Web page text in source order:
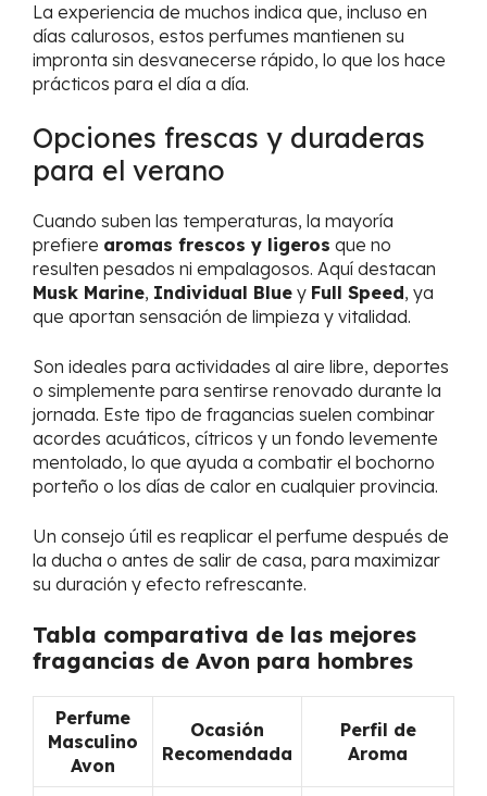
La experiencia de muchos indica que, incluso en
días calurosos, estos perfumes mantienen su
impronta sin desvanecerse rápido, lo que los hace
prácticos para el día a día.
Opciones frescas y duraderas
para el verano
Cuando suben las temperaturas, la mayoría
prefiere aromas frescos y ligeros que no
resulten pesados ni empalagosos. Aquí destacan
Musk Marine, Individual Blue y Full Speed, ya
que aportan sensación de limpieza y vitalidad.
Son ideales para actividades al aire libre, deportes
o simplemente para sentirse renovado durante la
jornada. Este tipo de fragancias suelen combinar
acordes acuáticos, cítricos y un fondo levemente
mentolado, lo que ayuda a combatir el bochorno
porteño o los días de calor en cualquier provincia.
Un consejo útil es reaplicar el perfume después de
la ducha o antes de salir de casa, para maximizar
su duración y efecto refrescante.
Tabla comparativa de las mejores
fragancias de Avon para hombres
Perfume
Masculino
Avon
Ocasión
Recomendada
Perfil de
Aroma